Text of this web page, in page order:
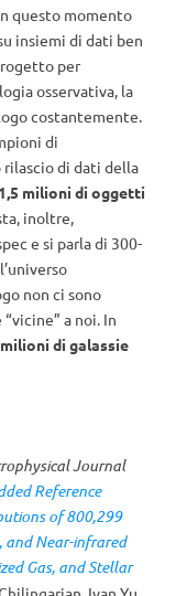
questo momento
insiemi di dati ben
per
osservativa, la
costantemente.
di
di dati della
1,5 milioni di oggetti
inoltre,
e si parla di 300-
non ci sono
a noi. In
di galassie
Journal
Reference
of 800,299
and Near-infrared
Gas, and Stellar